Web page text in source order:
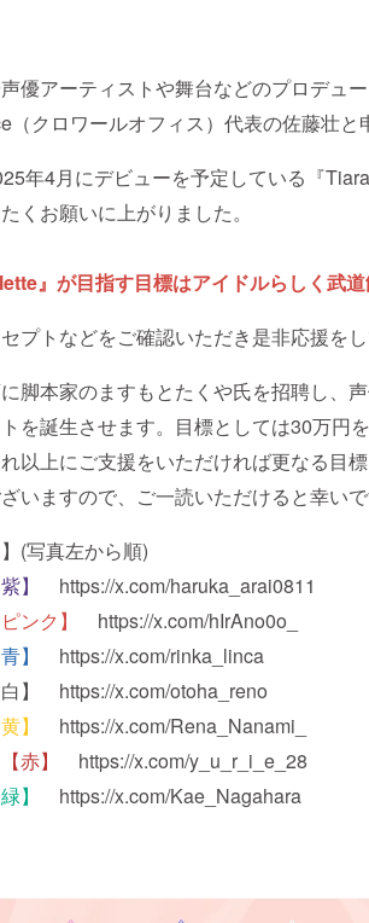
優アーティストや舞台などのプロデュ
（クロワールオフィス）代表の佐藤壮と
年4月にデビューを予定している『
くお願いに上がりました。
』が目指す目標はアイドルらしく武
プトなどをご確認いただき是非応援を
脚本家のますもとたくや氏を招聘し、
を誕生させます。目標としては30万円
以上にご支援をいただければ更なる目
いますので、ご一読いただけると幸いで
】(写真左から順)
紫】
https://x.com/haruka_arai0811
ピンク】
https://x.com/hIrAno0o_
青】
https://x.com/rinka_linca
】 https://x.com/otoha_reno
黄】 https://x.com/Rena_Nanami_
【赤】
https://x.com/y_u_r_i_e_28
緑】 https://x.com/Kae_Nagahara